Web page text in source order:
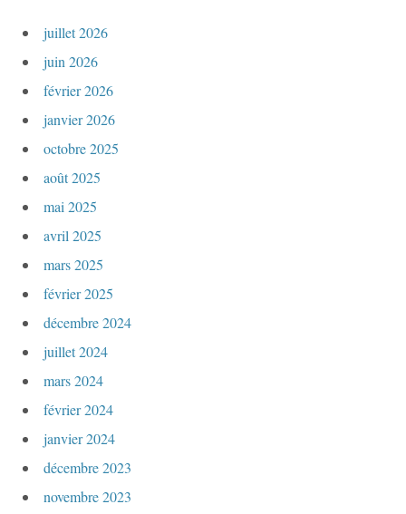
juillet 2026
juin 2026
février 2026
janvier 2026
octobre 2025
août 2025
mai 2025
avril 2025
mars 2025
février 2025
décembre 2024
juillet 2024
mars 2024
février 2024
janvier 2024
décembre 2023
novembre 2023